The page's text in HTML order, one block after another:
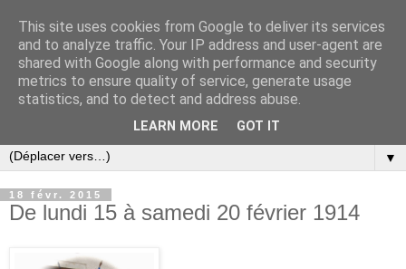
▼
18 févr. 2015
De lundi 15 à samedi 20 février 1914
This site uses cookies from Google to deliver its services
and to analyze traffic. Your IP address and user-agent are
shared with Google along with performance and security
metrics to ensure quality of service, generate usage
statistics, and to detect and address abuse.
LEARN MORE GOT IT